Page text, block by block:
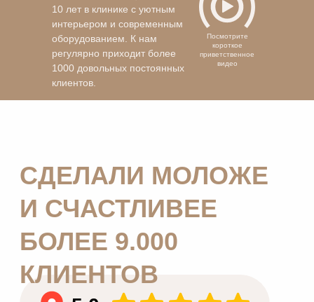
10 лет в клинике с уютным
интерьером и современным
оборудованием. К нам
регулярно приходит более
1000 довольных постоянных
клиентов.
Посмотрите
короткое
приветственное
видео